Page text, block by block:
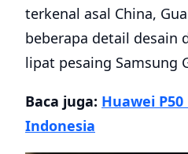
terkenal asal China,
beberapa detail desain
lipat pesaing Samsung
Baca juga: Huawei P50
Indonesia